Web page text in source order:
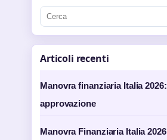
Articoli recenti
Manovra finanziaria Italia
approvazione
Manovra Finanziaria Italia